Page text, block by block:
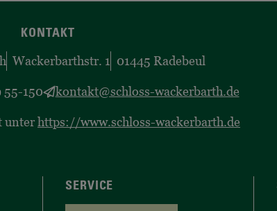
KONTAKT
Wackerbarthstr. 1 01445 Radebeul
55-150 kontakt@schloss-wackerbarth.de
unter https://www.schloss-wackerbarth.de
SERVICE